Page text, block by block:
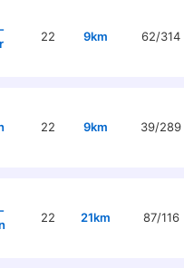
22 9km 62/314
22 9km 39/289
22 21km 87/116